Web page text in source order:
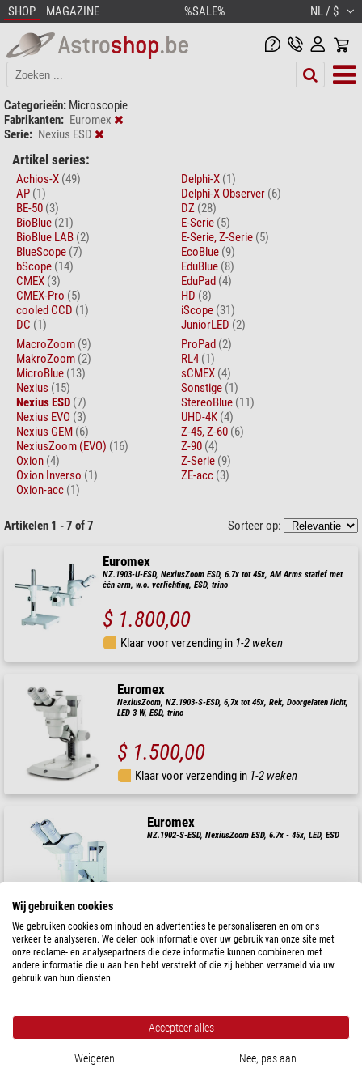
SHOP MAGAZINE %SALE% NL / $
Categorieën: Microscopie
Fabrikanten: Euromex
Serie: Nexius ESD
Artikel series:
Achios-X (49)
AP (1)
BE-50 (3)
BioBlue (21)
BioBlue LAB (2)
BlueScope (7)
bScope (14)
CMEX (3)
CMEX-Pro (5)
cooled CCD (1)
DC (1)
Delphi-X (1)
Delphi-X Observer (6)
DZ (28)
E-Serie (5)
E-Serie, Z-Serie (5)
EcoBlue (9)
EduBlue (8)
EduPad (4)
HD (8)
iScope (31)
JuniorLED (2)
MacroZoom (9)
MakroZoom (2)
MicroBlue (13)
Nexius (15)
Nexius ESD (7)
Nexius EVO (3)
Nexius GEM (6)
NexiusZoom (EVO) (16)
Oxion (4)
Oxion Inverso (1)
Oxion-acc (1)
ProPad (2)
RL4 (1)
sCMEX (4)
Sonstige (1)
StereoBlue (11)
UHD-4K (4)
Z-45, Z-60 (6)
Z-90 (4)
Z-Serie (9)
ZE-acc (3)
Artikelen 1 - 7 of 7 Sorteer op:
Euromex
NZ.1903-U-ESD, NexiusZoom ESD, 6.7x tot 45x, AM Arms statief met
één arm, w.o. verlichting, ESD, trino
$ 1.800,00
Klaar voor verzending in 1-2 weken
Euromex
NexiusZoom, NZ.1903-S-ESD, 6,7x tot 45x, Rek, Doorgelaten licht,
LED 3 W, ESD, trino
$ 1.500,00
Klaar voor verzending in 1-2 weken
Euromex
NZ.1902-S-ESD, NexiusZoom ESD, 6.7x - 45x, LED, ESD
$ 1.390,00
Klaar voor verzending in 1-2 weken
Euromex
$ 1.990,00
1-2 weken
Wij gebruiken cookies
We gebruiken cookies om inhoud en advertenties te personaliseren en om ons
verkeer te analyseren. We delen ook informatie over uw gebruik van onze site met
onze reclame- en analysepartners die deze informatie kunnen combineren met
andere informatie die u aan hen hebt verstrekt of die zij hebben verzameld via uw
gebruik van hun diensten.
Accepteer alles
Weigeren Nee, pas aan